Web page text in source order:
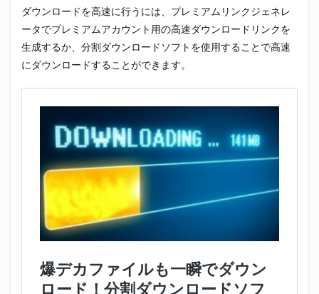
ダウンロードを高速に行うには、プレミアムリンクジェネレ
ータでプレミアムアカウント用の高速ダウンロードリンクを
生成するか、分割ダウンロードソフトを使用することで高速
にダウンロードすることができます。